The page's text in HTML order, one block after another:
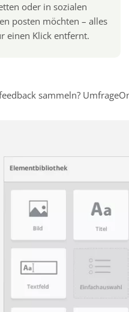
oder in sozialen
posten möchten – alles
einen Klick entfernt.
sammeln?